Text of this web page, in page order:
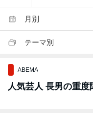
月別
テーマ別
ABEMA
人気芸人 長男の重度